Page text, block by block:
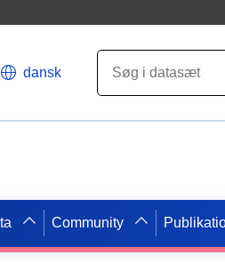
dansk
Community